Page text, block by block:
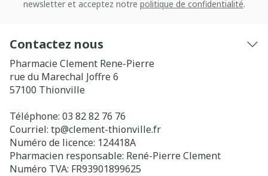
newsletter et acceptez notre politique de confidentialité.
Contactez nous
Pharmacie Clement Rene-Pierre
rue du Marechal Joffre 6
57100 Thionville
Téléphone: 03 82 82 76 76
Courriel: tp@clement-thionville.fr
Numéro de licence: 124418A
Pharmacien responsable: René-Pierre Clement
Numéro TVA: FR93901899625